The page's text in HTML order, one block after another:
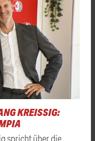
KREISSIG: Z
spricht über die